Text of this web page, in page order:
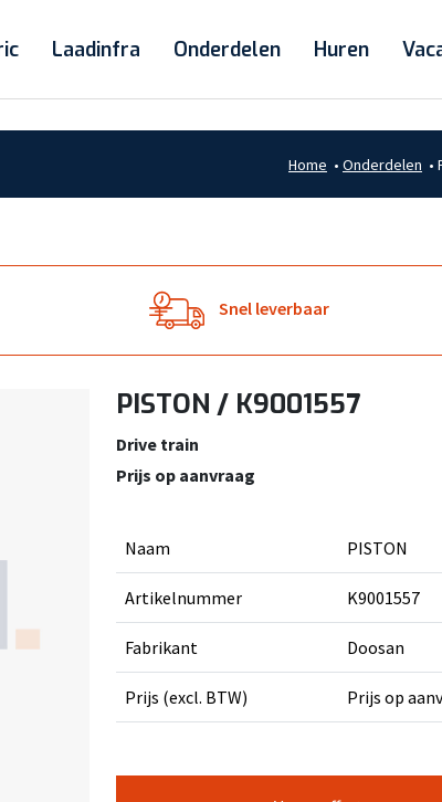
Laadinfra Onderdelen Huren
Home • Onderdelen •
Snel leverbaar
PISTON / K9001557
Drive train
Prijs op aanvraag
Naam PISTON
Artikelnummer K9001557
Fabrikant Doosan
Prijs (excl. BTW) Prijs op